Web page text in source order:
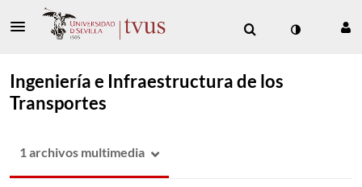
Ingeniería e Infraestructura de los
Transportes
1 archivos multimedia